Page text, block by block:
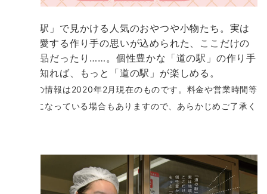
へ
「道の駅」で見かける人気のおやつや小物たち。実は
地域を愛する作り手の思いが込められた、ここだけの
限定商品だったり……。個性豊かな「道の駅」の作り手
たちを知れば、もっと「道の駅」が楽しめる。
記事中の情報は2020年2月現在のものです。料金や営業時間等
が変更になっている場合もありますので、あらかじめご了承く